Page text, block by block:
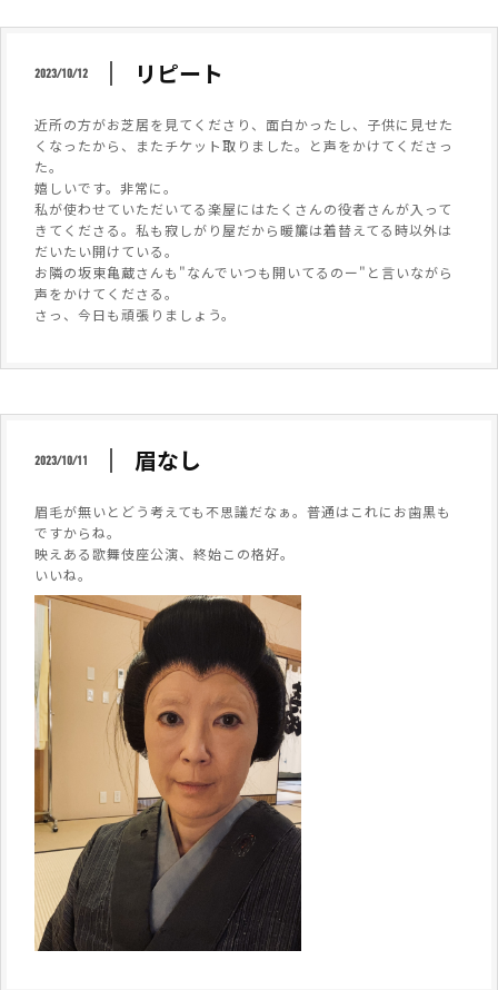
2023/10/12 リピート
近所の方がお芝居を見てくださり、面白かったし、子供に見せた
くなったから、またチケット取りました。と声をかけてくださっ
た。
嬉しいです。非常に。
私が使わせていただいてる楽屋にはたくさんの役者さんが入って
きてくださる。私も寂しがり屋だから暖簾は着替えてる時以外は
だいたい開けている。
お隣の坂東亀蔵さんも"なんでいつも開いてるのー"と言いながら
声をかけてくださる。
さっ、今日も頑張りましょう。
2023/10/11 眉なし
眉毛が無いとどう考えても不思議だなぁ。普通はこれにお歯黒も
ですからね。
映えある歌舞伎座公演、終始この格好。
いいね。